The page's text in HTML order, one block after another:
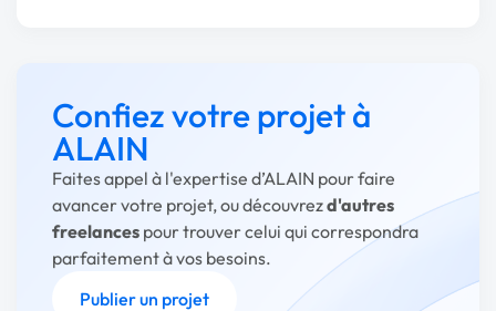
Confiez votre projet à
ALAIN
Faites appel à l'expertise d’ALAIN pour faire
avancer votre projet, ou découvrezd'autres
freelances pour trouver celui qui correspondra
parfaitement à vos besoins.
Publier un projet